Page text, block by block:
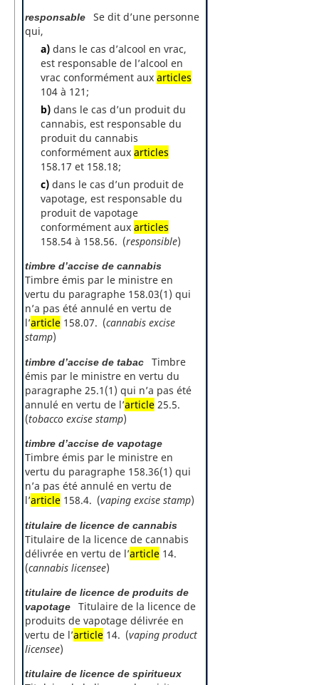
responsable
Se dit d’une personne
qui,
a)dans le cas d’alcool en vrac,
est responsable de l’alcool en
vrac conformément aux articles
104 à 121;
b)dans le cas d’un produit du
cannabis, est responsable du
produit du cannabis
conformément aux articles
158.17 et 158.18;
c)dans le cas d’un produit de
vapotage, est responsable du
produit de vapotage
conformément aux articles
158.54 à 158.56. (responsible)
timbre d’accise de cannabis
Timbre émis par le ministre en
vertu du paragraphe 158.03(1) qui
n’a pas été annulé en vertu de
l’article 158.07. (cannabis excise
stamp)
timbre d’accise de tabac
Timbre
émis par le ministre en vertu du
paragraphe 25.1(1) qui n’a pas été
annulé en vertu de l’article 25.5.
(tobacco excise stamp)
timbre d’accise de vapotage
Timbre émis par le ministre en
vertu du paragraphe 158.36(1) qui
n’a pas été annulé en vertu de
l’article 158.4. (vaping excise stamp)
titulaire de licence de cannabis
Titulaire de la licence de cannabis
délivrée en vertu de l’article 14.
(cannabis licensee)
titulaire de licence de produits de
vapotage
Titulaire de la licence de
produits de vapotage délivrée en
vertu de l’article 14. (vaping product
licensee)
titulaire de licence de spiritueux